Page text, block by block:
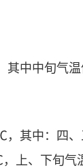
中中旬气
其中：四、
上、下旬气